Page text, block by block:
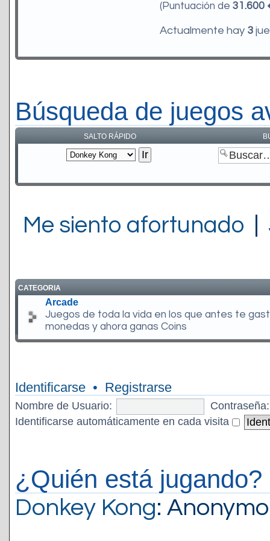
(Puntuación de 31.600
Actualmente hay 3
Búsqueda de juegos
SALTO RÁPIDO
Me siento afortunado
CATEGORIA
Arcade
Juegos de toda la vida en los que antes te
monedas y ahora ganas Coins
Identificarse • Registrarse
Nombre de Usuario:
Contraseña:
Identificarse automáticamente en cada visita
¿Quién está jugando?
Donkey Kong: